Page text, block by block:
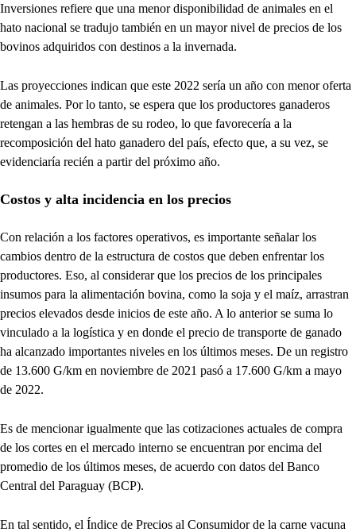
Inversiones refiere que una menor disponibilidad de animales en el
hato nacional se tradujo también en un mayor nivel de precios de los
bovinos adquiridos con destinos a la invernada.
Las proyecciones indican que este 2022 sería un año con menor oferta
de animales. Por lo tanto, se espera que los productores ganaderos
retengan a las hembras de su rodeo, lo que favorecería a la
recomposición del hato ganadero del país, efecto que, a su vez, se
evidenciaría recién a partir del próximo año.
Costos y alta incidencia en los precios
Con relación a los factores operativos, es importante señalar los
cambios dentro de la estructura de costos que deben enfrentar los
productores. Eso, al considerar que los precios de los principales
insumos para la alimentación bovina, como la soja y el maíz, arrastran
precios elevados desde inicios de este año. A lo anterior se suma lo
vinculado a la logística y en donde el precio de transporte de ganado
ha alcanzado importantes niveles en los últimos meses. De un registro
de 13.600 G/km en noviembre de 2021 pasó a 17.600 G/km a mayo
de 2022.
Es de mencionar igualmente que las cotizaciones actuales de compra
de los cortes en el mercado interno se encuentran por encima del
promedio de los últimos meses, de acuerdo con datos del Banco
Central del Paraguay (BCP).
En tal sentido, el Índice de Precios al Consumidor de la carne vacuna